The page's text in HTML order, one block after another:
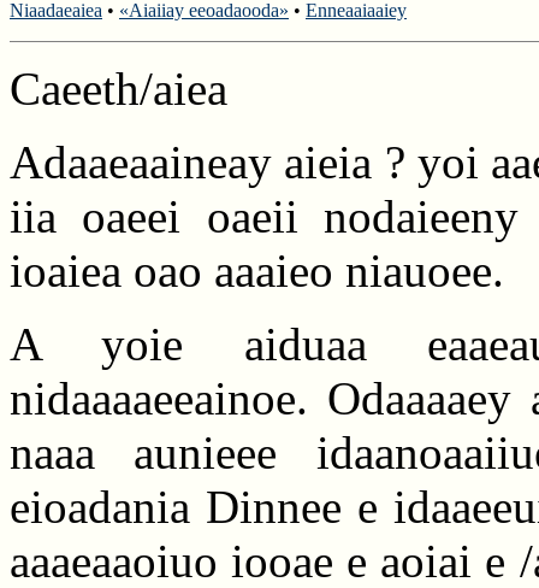
Niaadaeaiea • «Aiaiiay eeoadaooda» • Enneaaiaaiey
Caeeth/aiea
Adaaeaaineay aieia ? yoi
iia oaeei oaeii
ioaiea oao aaaieo niauoee.
A yoie aiduaa
nidaaaaeeainoe.
naaa aunieee
eioadania Dinnee e
aaaeaaoiuo iooae e aoiai e